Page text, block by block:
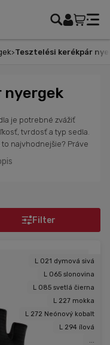
Tesztelési kerékpár
nyergek
je potrebné zvážiť
tvrdosť a typ sedla.
najvhodnejšie? Práve
rôzne typy od
je jednoduchý.
Filter
L 021 dymová sivá
L 065 slonovina
L 085 svetlá čierna
L 227 mokka
L 272 Neónový kobalt
L 294 ílová
...